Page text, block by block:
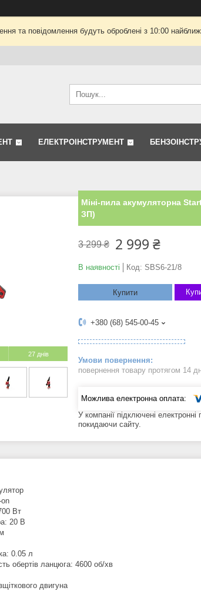
та повідомлення будуть оброблені з 10:00
ЕЛЕКТРОІНСТРУМЕНТ
27 днів
Міні-пила акумуляторна
ЗП)
3 299 ₴ 2 999 ₴
В наявності Код: SBS6-21/8
Купити
+380 (68) 545-00-45
повернення товару протягом 14
У компанії підключені
покидаючи сайту.
Вт
20 В
0.05 л
обертів ланцюга: 4600 об/хв
двигуна